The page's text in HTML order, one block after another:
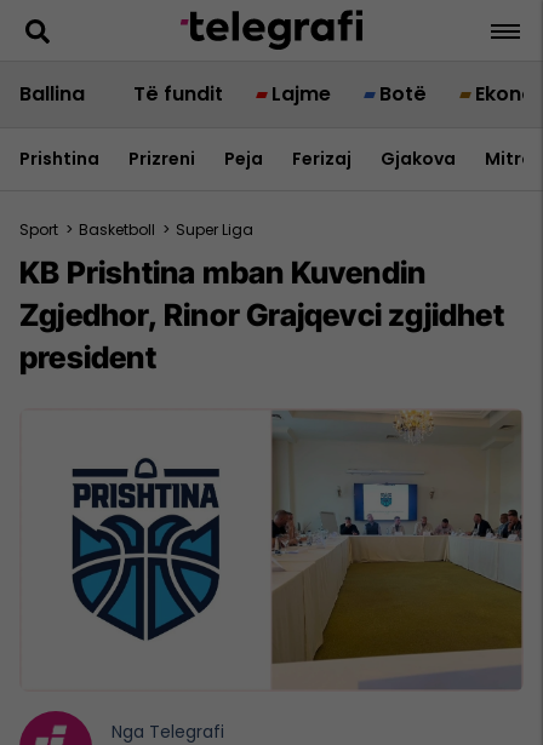
Ballina Të fundit Lajme Botë
Prishtina Prizreni Peja Ferizaj Gjakova
Sport > Basketboll > Super Liga
KB Prishtina mban Kuvendin
Zgjedhor, Rinor Grajqevci zgjidhet
president
Nga Telegrafi